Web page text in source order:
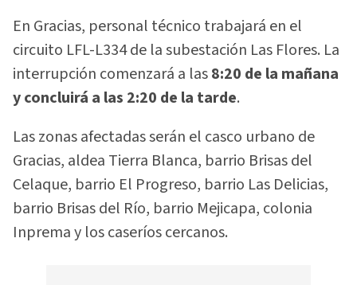
En Gracias, personal técnico trabajará en el
circuito LFL-L334 de la subestación Las Flores. La
interrupción comenzará a las8:20 de la mañana
y concluirá a las 2:20 de la tarde.
Las zonas afectadas serán el casco urbano de
Gracias, aldea Tierra Blanca, barrio Brisas del
Celaque, barrio El Progreso, barrio Las Delicias,
barrio Brisas del Río, barrio Mejicapa, colonia
Inprema y los caseríos cercanos.